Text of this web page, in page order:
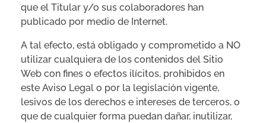
que el Titular y/o sus colaboradores han
publicado por medio de Internet.
A tal efecto, está obligado y comprometido a NO
utilizar cualquiera de los contenidos del Sitio
Web con fines o efectos ilícitos, prohibidos en
este Aviso Legal o por la legislación vigente,
lesivos de los derechos e intereses de terceros, o
que de cualquier forma puedan dañar, inutilizar,